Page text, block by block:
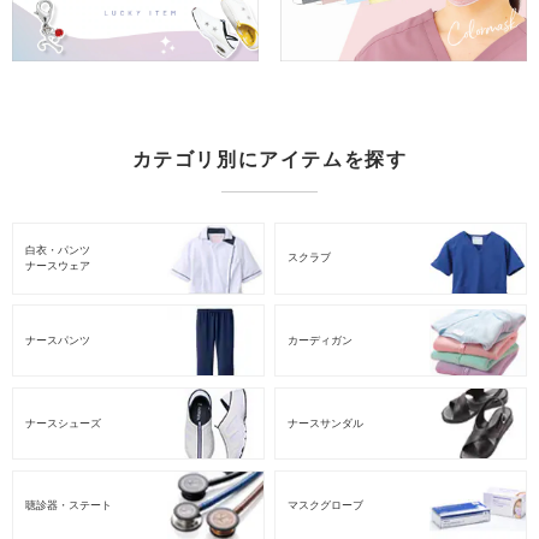
カテゴリ別にアイテムを探す
白衣・パンツ
ナースウェア
スクラブ
ナースパンツ カーディガン
ナースシューズ ナースサンダル
聴診器・ステート マスクグローブ